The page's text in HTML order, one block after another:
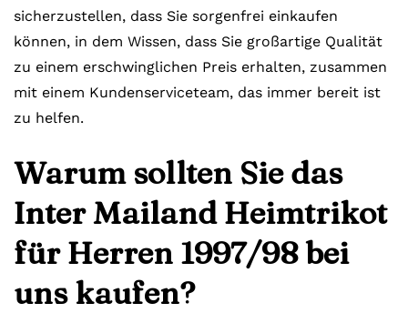
sicherzustellen, dass Sie sorgenfrei einkaufen
können, in dem Wissen, dass Sie großartige Qualität
zu einem erschwinglichen Preis erhalten, zusammen
mit einem Kundenserviceteam, das immer bereit ist
zu helfen.
Warum sollten Sie das
Inter Mailand Heimtrikot
für Herren 1997/98 bei
uns kaufen?